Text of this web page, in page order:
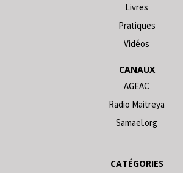
Livres
Pratiques
Vidéos
CANAUX
AGEAC
Radio Maitreya
Samael.org
CATÉGORIES